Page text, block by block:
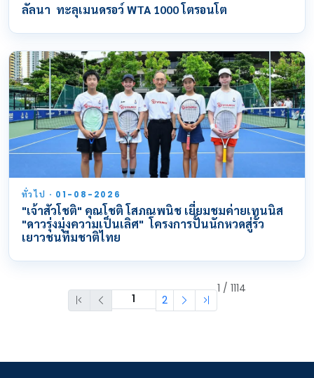
ลัลนา ทะลุเมนดรอว์ WTA 1000 โตรอนโต
ทั่วไป · 01-08-2026
"เจ้าสัวโชติ" คุณโชติ โสภณพนิช เยี่ยมชมค่ายเทนนิส
"ดาวรุ่งมุ่งความเป็นเลิศ" โครงการปั้นนักหวดสู่รั้ว
เยาวชนทีมชาติไทย
2
1 / 1114